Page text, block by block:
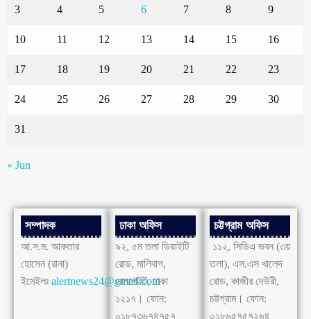
3 4 5 6 7 8 9
10 11 12 13 14 15 16
17 18 19 20 21 22 23
24 25 26 27 28 29 30
31
« Jun
সম্পাদক
আ.স.ম. আকতার
হোসেন (রানা)
ইমেইলঃ alertnews24@gmail.com
ঢাকা অফিস
৯২, ৫ম তলা ডিয়াইটি
রোড, মালিবাগ,
রেলগেইট, ঢাকা
১২১৭। ফোন:
০১৮৭৩৬৭৪৭৫৭
চট্টগ্রাম অফিস
১১২, সিডিএ ভবন (৩য়
তলা), এস.এস খালেদ
রোড, কাজীর দেউরী,
চট্টগ্রাম। ফোন:
০১৮৬৫৭৫৭২৬৪